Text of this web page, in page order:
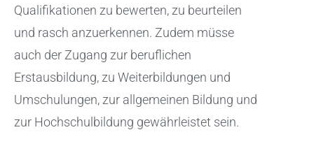
Qualifikationen zu bewerten, zu beurteilen
und rasch anzuerkennen. Zudem müsse
auch der Zugang zur beruflichen
Erstausbildung, zu Weiterbildungen und
Umschulungen, zur allgemeinen Bildung und
zur Hochschulbildung gewährleistet sein.